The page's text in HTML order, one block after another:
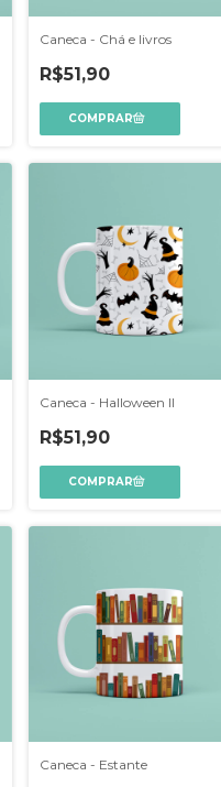
Caneca - Chá e livros
R$51,90
Caneca - Halloween II
R$51,90
Caneca - Estante